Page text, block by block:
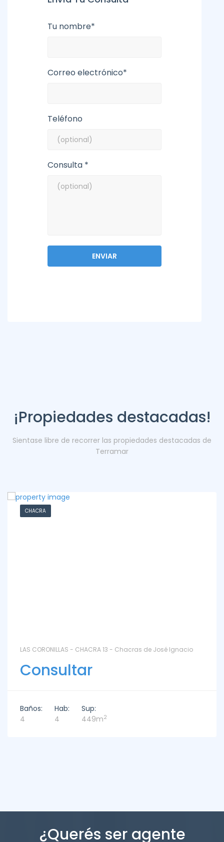
Tu nombre*
Correo electrónico*
Teléfono
Consulta *
¡Propiedades destacadas!
Sientase libre de recorrer las propiedades destacadas de
Terramar
CHACRA
LAS CORONILLAS - CHACRA 13 - Chacras de José Ignacio
Consultar
Baños:
4
Hab:
4
Sup:
449m2
¿Querés ser agente